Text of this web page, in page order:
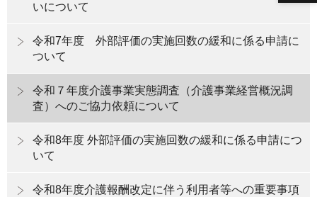
いについて
令和7年度 外部評価の実施回数の緩和に係る申請に
ついて
令和７年度介護事業実態調査（介護事業経営概況調
査）へのご協力依頼について
令和8年度 外部評価の実施回数の緩和に係る申請につ
いて
令和8年度介護報酬改定に伴う利用者等への重要事項